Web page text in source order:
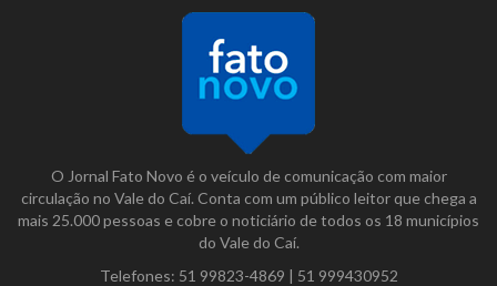
O Jornal Fato Novo é o veículo de comunicação com maior
circulação no Vale do Caí. Conta com um público leitor que chega a
mais 25.000 pessoas e cobre o noticiário de todos os 18 municípios
do Vale do Caí.
Telefones: 51 99823-4869 | 51 999430952